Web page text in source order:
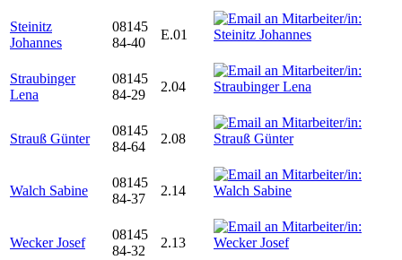
Steinitz
Johannes
08145
84-40
E.01
Straubinger
Lena
08145
84-29
2.04
Strauß Günter
08145
84-64
2.08
Walch Sabine
08145
84-37
2.14
Wecker Josef
08145
84-32
2.13